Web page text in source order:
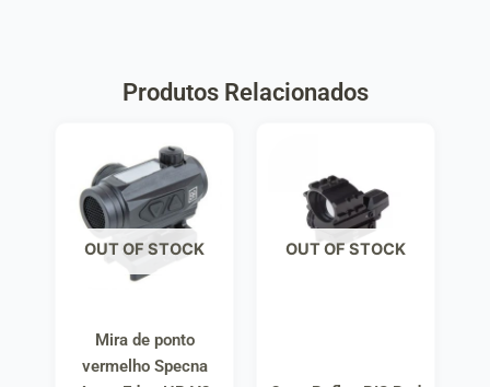
Produtos Relacionados
OUT OF STOCK
Mira de ponto
vermelho Specna
OUT OF STOCK